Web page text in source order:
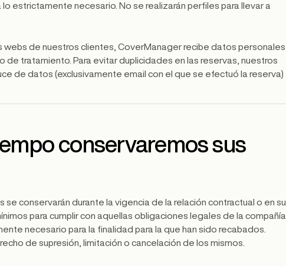
estrictamente necesario. No se realizarán perfiles para llevar a
webs de nuestros clientes, CoverManager recibe datos personales
de tratamiento. Para evitar duplicidades en las reservas, nuestros
de datos (exclusivamente email con el que se efectuó la reserva)
conservaremos sus
conservarán durante la vigencia de la relación contractual o en su
para cumplir con aquellas obligaciones legales de la compañía,
necesario para la finalidad para la que han sido recabados.
de supresión, limitación o cancelación de los mismos.